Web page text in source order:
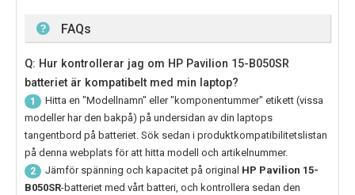
FAQs
Q: Hur kontrollerar jag om HP Pavilion 15-B050SR
batteriet är kompatibelt med min laptop?
1
Hitta en "Modellnamn" eller "komponentummer" etikett (vissa
modeller har den bakpå) på undersidan av din laptops
tangentbord på batteriet. Sök sedan i produktkompatibilitetslistan
på denna webplats för att hitta modell och artikelnummer.
2 Jämför spänning och kapacitet på original HP Pavilion 15-
B050SR-batteriet med vårt batteri, och kontrollera sedan den